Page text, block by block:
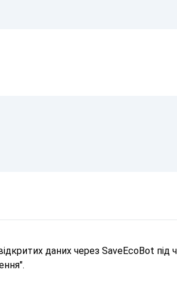
даних через SaveEcoBot під